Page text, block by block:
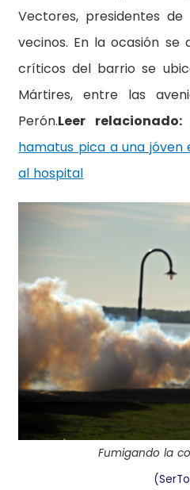
Vectores, presidentes
vecinos. En la ocasión se
críticos del barrio se
Mártires, entre las
Perón.Leer relacionado:
hamatus pica a una jóven
al hospital
Fumigando la